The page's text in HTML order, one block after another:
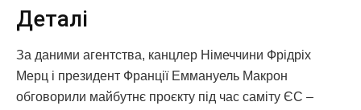
Деталі
За даними агентства, канцлер Німеччини Фрідріх
Мерц і президент Франції Еммануель Макрон
обговорили майбутнє проєкту під час саміту ЄС –